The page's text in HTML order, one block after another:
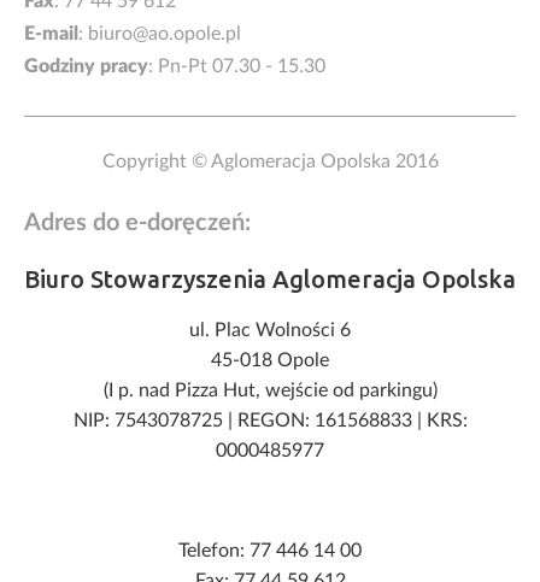
E-mail : biuro@ao.opole.pl
Godziny pracy: Pn-Pt 07.30 - 15.30
Copyright © Aglomeracja Opolska 2016
Adres do e-doręczeń:
Biuro Stowarzyszenia Aglomeracja Opolska
ul. Plac Wolności 6
45-018 Opole
(I p. nad Pizza Hut, wejście od parkingu)
NIP: 7543078725| REGON: 161568833|
KRS:
0000485977
Telefon: 77 446 14 00